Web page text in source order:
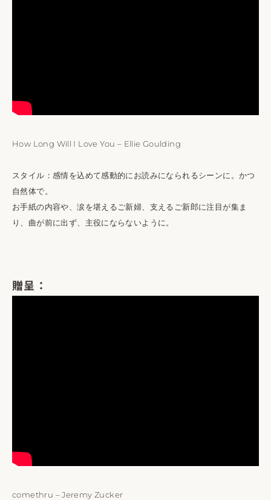
How Long Will I Love You – Ellie Goulding
スタイル：感情を込めて感動的にお読みになられるシーンに。かつ
自然体で。
お手紙の内容や、涙を堪えるご新婦、支えるご新郎に注目が集ま
り、曲が前に出ず、主役にならないように。
贈呈：
comethru – Jeremy Zucker